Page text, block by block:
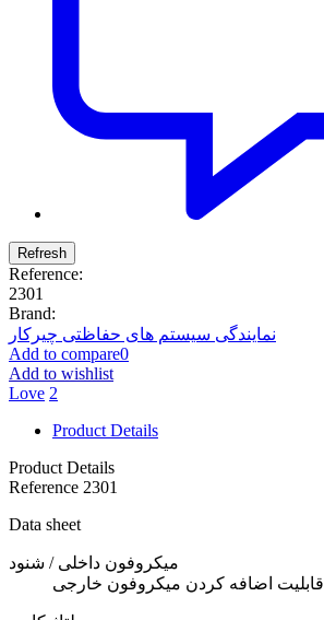
Reference:
2301
Brand:
نمایندگی سیستم های حفاظتی چیرکار
Add to compare0
Add to wishlist
Love 2
Product Details
Product Details
Reference 2301
Data sheet
میکروفون داخلی / شنود
قابلیت اضافه کردن میکروفون خارجی